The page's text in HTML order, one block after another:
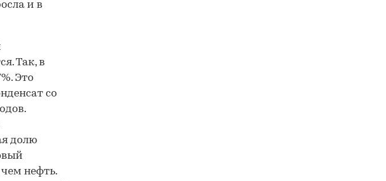
и в
Так, в
Это
со
долю
нефть.